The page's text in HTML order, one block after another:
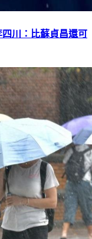
川：比蘇貞昌還可